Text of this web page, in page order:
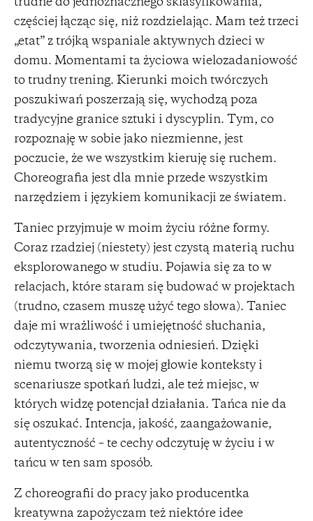
trudne do jednoznacznego sklasyfikowania,
częściej łącząc się, niż rozdzielając. Mam też trzeci
„etat” z trójką wspaniale aktywnych dzieci w
domu. Momentami ta życiowa wielozadaniowość
to trudny trening. Kierunki moich twórczych
poszukiwań poszerzają się, wychodzą poza
tradycyjne granice sztuki i dyscyplin. Tym, co
rozpoznaję w sobie jako niezmienne, jest
poczucie, że we wszystkim kieruję się ruchem.
Choreografia jest dla mnie przede wszystkim
narzędziem i językiem komunikacji ze światem.
Taniec przyjmuje w moim życiu różne formy.
Coraz rzadziej (niestety) jest czystą materią ruchu
eksplorowanego w studiu. Pojawia się za to w
relacjach, które staram się budować w projektach
(trudno, czasem muszę użyć tego słowa). Taniec
daje mi wrażliwość i umiejętność słuchania,
odczytywania, tworzenia odniesień. Dzięki
niemu tworzą się w mojej głowie konteksty i
scenariusze spotkań ludzi, ale też miejsc, w
których widzę potencjał działania. Tańca nie da
się oszukać. Intencja, jakość, zaangażowanie,
autentyczność – te cechy odczytuję w życiu i w
tańcu w ten sam sposób.
Z choreografii do pracy jako producentka
kreatywna zapożyczam też niektóre idee